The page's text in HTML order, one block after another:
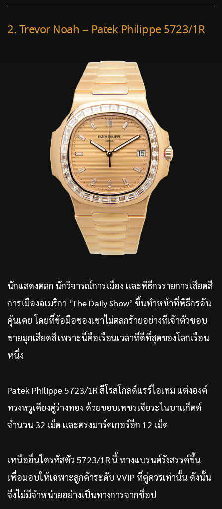
2. Trevor Noah – Patek Philippe 5723/1R
นักแสดงตลก นักวิจารณ์การเมือง และพิธีกรรายการเสียดสี
การเมืองอเมริกา ‘The Daily Show’ ขึ้นทำหน้าที่พิธีกรอัน
คุ้นเคย โดยที่ข้อมือของเขาไม่ตลกร้ายอย่างที่เจ้าตัวชอบ
ขายมุกเสียดสี เพราะนี่คือเรือนเวลาที่ดีที่สุดของโลกเรือน
หนึ่ง
Patek Philippe 5723/1R สีโรสโกลด์แรร์ไอเทม แต่งองค์
ทรงหรูเคียงคู่ร่างทอง ด้วยขอบเพชรเจียระไนบาแก็ตต์
จำนวน 32 เม็ด และตรงมาร์คเกอร์อีก 12 เม็ด
เหนืออื่นใดรหัสตัว 5723/1R นี้ ทางแบรนด์รังสรรค์ขึ้น
เพื่อมอบให้เฉพาะลูกค้าระดับ VVIP ที่คู่ควรเท่านั้น ดังนั้น
จึงไม่มีจำหน่ายอย่างเป็นทางการจากช็อป